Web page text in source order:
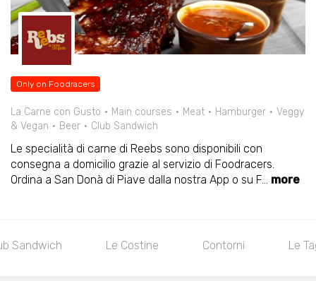
Only on Foodracers
La Carne con Gusto Main courses Meat Hamburger
Veggy
& Vegan
Beer Club Sandwich
Le specialità di carne di Reebs sono disponibili con
consegna a domicilio grazie al servizio di Foodracers.
Ordina a San Donà di Piave dalla nostra App o su F... more
Contorni Le Tagliate Primi Piatti